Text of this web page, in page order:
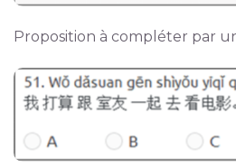
Proposition à compléter par